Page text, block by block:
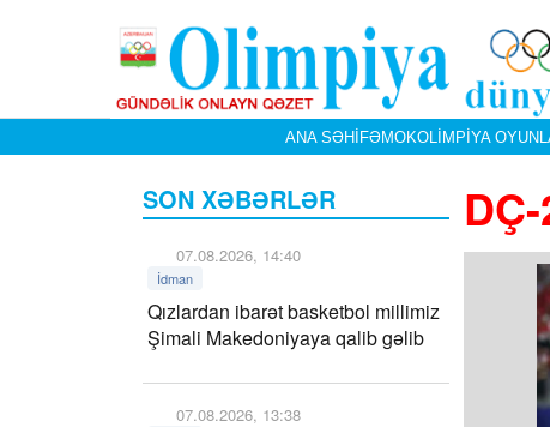
ANA SƏHIFƏMOKOLIMPIYA
SON XƏBƏRLƏR
07.08.2026, 14:40
İdman
Qızlardan ibarət basketbol millimiz
Şimali Makedoniyaya qalib gəlib
07.08.2026, 13:38